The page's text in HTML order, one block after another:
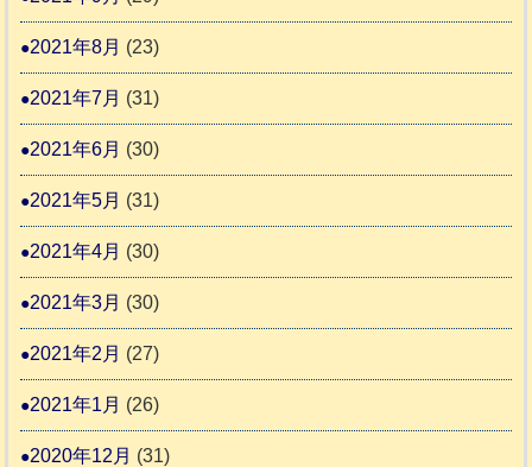
2021年8月 (23)
2021年7月 (31)
2021年6月 (30)
2021年5月 (31)
2021年4月 (30)
2021年3月 (30)
2021年2月 (27)
2021年1月 (26)
2020年12月 (31)